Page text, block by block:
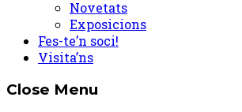
Novetats
Exposicions
Fes-te’n soci!
Visita’ns
Close Menu